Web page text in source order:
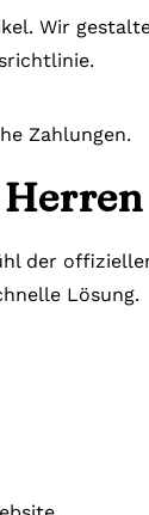
Wir
Zahlungen.
der
Lösung.